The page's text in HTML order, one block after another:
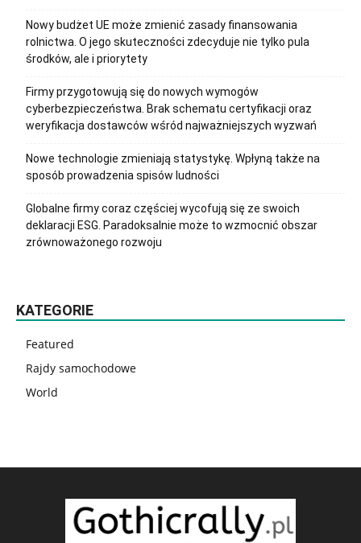
Nowy budżet UE może zmienić zasady finansowania
rolnictwa. O jego skuteczności zdecyduje nie tylko pula
środków, ale i priorytety
Firmy przygotowują się do nowych wymogów
cyberbezpieczeństwa. Brak schematu certyfikacji oraz
weryfikacja dostawców wśród najważniejszych wyzwań
Nowe technologie zmieniają statystykę. Wpłyną także na
sposób prowadzenia spisów ludności
Globalne firmy coraz częściej wycofują się ze swoich
deklaracji ESG. Paradoksalnie może to wzmocnić obszar
zrównoważonego rozwoju
KATEGORIE
Featured
Rajdy samochodowe
World